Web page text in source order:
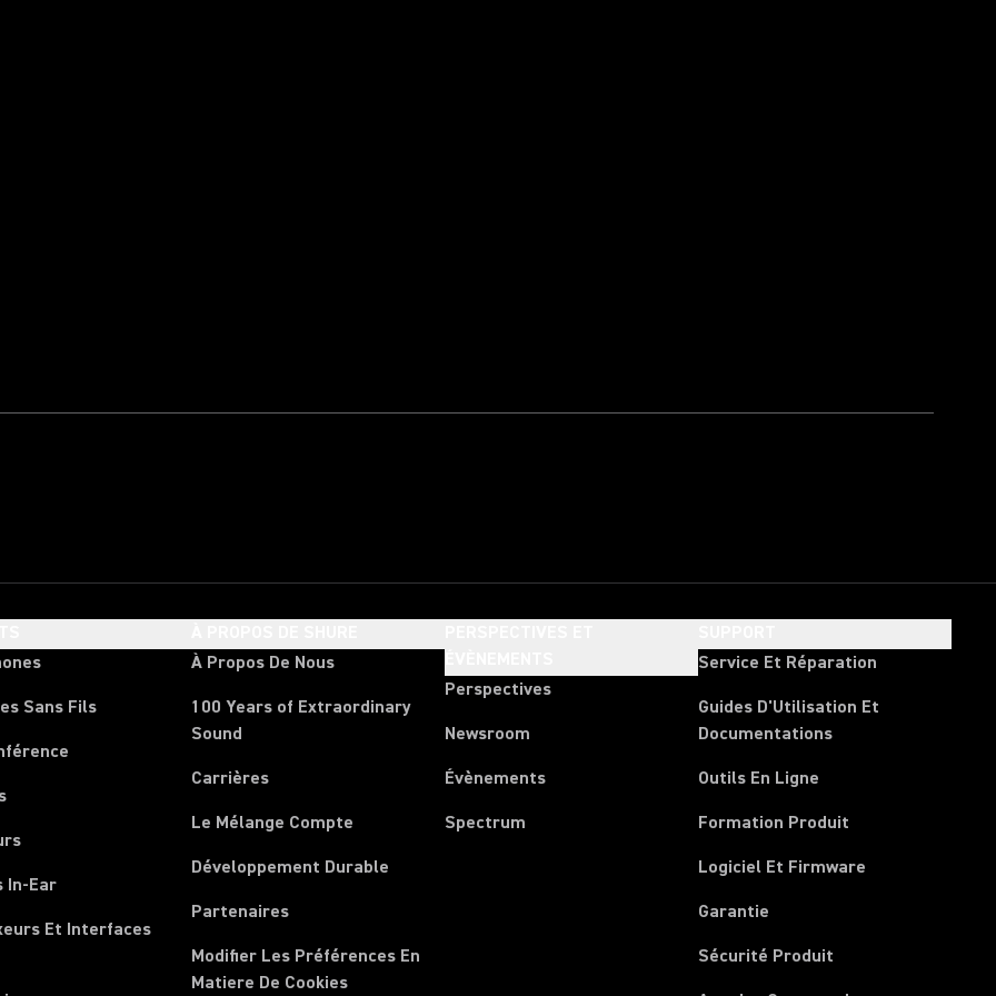
Sans Fils
In-Ear
Et Interfaces
À Propos De Nous
100 Years of Extraordinary
Sound
Carrières
Le Mélange Compte
Développement Durable
Partenaires
Modifier Les Préférences En
Matiere De Cookies
Perspectives
Newsroom
Évènements
Spectrum
Service Et Réparation
Guides D'Utilisation Et
Documentations
Outils En Ligne
Formation Produit
Logiciel Et Firmware
Garantie
Sécurité Produit